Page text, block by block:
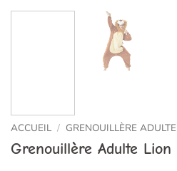
ACCUEIL / GRENOUILLÈRE ADULTE
Grenouillère Adulte Lion